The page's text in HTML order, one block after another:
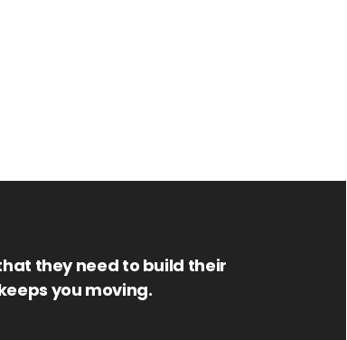
they need to build their
you moving.